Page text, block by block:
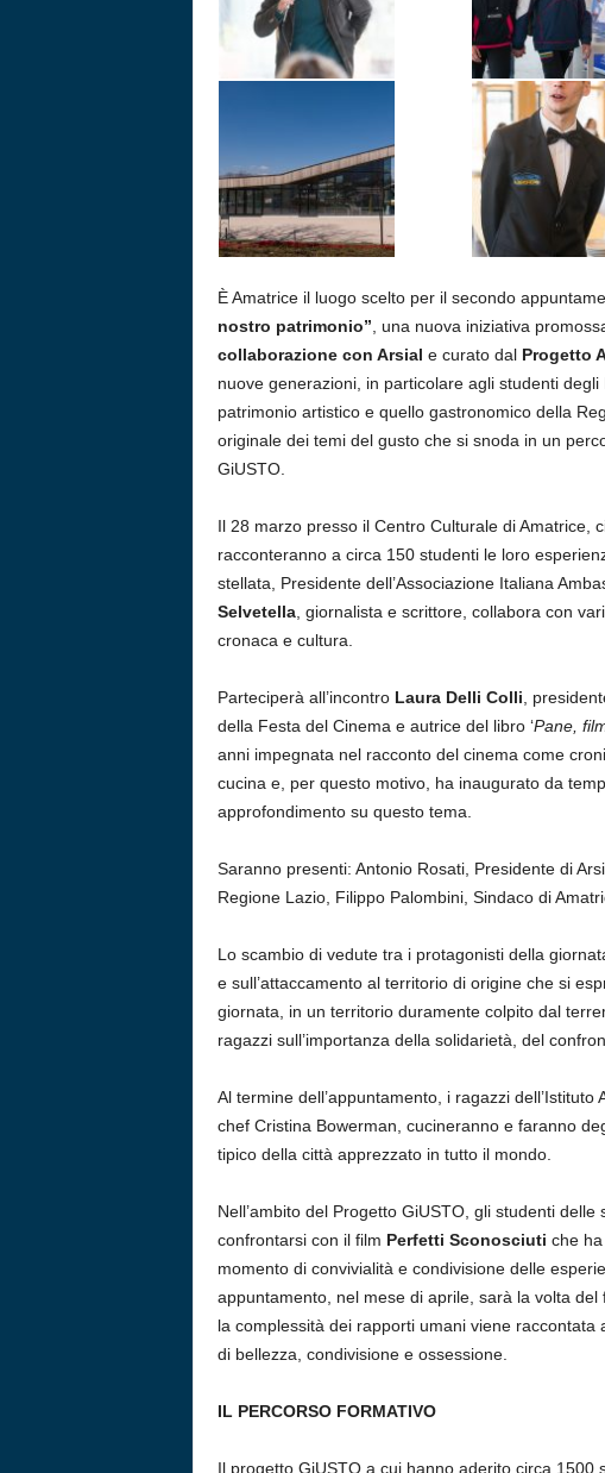
È Amatrice il luogo scelto per il secondo
nostro patrimonio” , una nuova iniziativa
collaborazione con Arsial e curato dal Progetto
nuove generazioni, in particolare agli studenti
patrimonio artistico e quello gastronomico della
originale dei temi del gusto che si snoda in un
GiUSTO.
Il 28 marzo presso il Centro Culturale di Amatrice,
racconteranno a circa 150 studenti le loro
stellata, Presidente dell’Associazione Italiana
Selvetella, giornalista e scrittore, collabora con
cronaca e cultura.
Parteciperà all’incontro Laura Delli Colli ,
della Festa del Cinema e autrice del libro ‘Pane,
anni impegnata nel racconto del cinema come
cucina e, per questo motivo, ha inaugurato da
approfondimento su questo tema.
Saranno presenti: Antonio Rosati, Presidente di
Regione Lazio, Filippo Palombini, Sindaco di
Lo scambio di vedute tra i protagonisti della
e sull’attaccamento al territorio di origine che si
giornata, in un territorio duramente colpito dal
ragazzi sull’importanza della solidarietà, del
Al termine dell’appuntamento, i ragazzi
chef Cristina Bowerman, cucineranno e faranno
tipico della città apprezzato in tutto il mondo.
Nell’ambito del Progetto GiUSTO, gli studenti
confrontarsi con il film Perfetti Sconosciuti che
momento di convivialità e condivisione delle
appuntamento, nel mese di aprile, sarà la volta del
la complessità dei rapporti umani viene
di bellezza, condivisione e ossessione.
IL PERCORSO FORMATIVO
Il progetto GiUSTO a cui hanno aderito circa